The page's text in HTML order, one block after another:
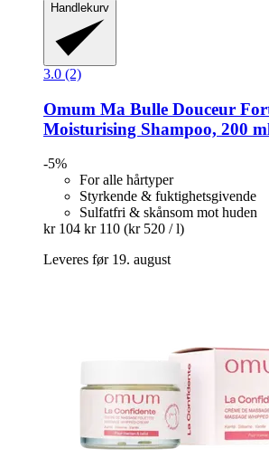
Handlekurv
3.0 (2)
Omum Ma Bulle Douceur
Moisturising Shampoo, 200
-5%
For alle hårtyper
Styrkende & fuktighetsgivende
Sulfatfri & skånsom mot huden
kr 104 kr 110 (kr 520 / l)
Leveres før 19. august